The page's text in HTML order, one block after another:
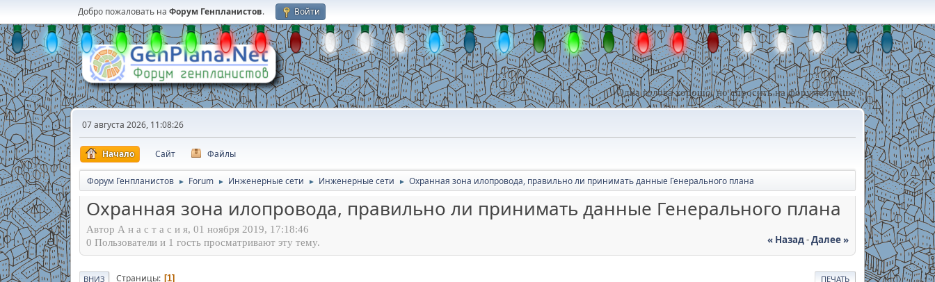
Добро пожаловать на Форум Генпланистов. Войти
Одна голова хорошо, но спросить на форуме лучше !
07 августа 2026, 11:08:26
Начало Сайт Файлы
Форум Генпланистов ► Forum ► Инженерные сети ► Инженерные сети ► Охранная зона илопровода, правильно ли принимать данные Генерального плана
Охранная зона илопровода, правильно ли принимать данные Генерального плана
Автор А н а с т а с и я, 01 ноября 2019, 17:18:46
« Назад-Далее »
0 Пользователи и 1 гость просматривают эту тему.
ПЕЧАТЬ
ВНИЗ Страницы 1